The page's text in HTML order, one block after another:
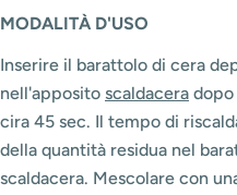
MODALITÀ D'USO
Inserire il barattolo di cera
nell'apposito scaldacera
cira 45 sec. Il tempo di
della quantità residua nel
scaldacera. Mescolare con